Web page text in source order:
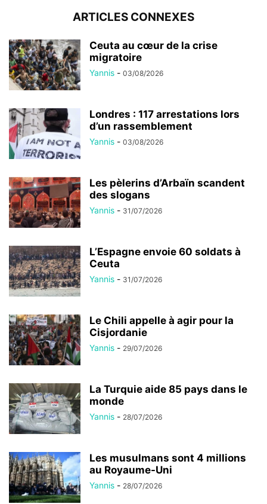
ARTICLES CONNEXES
Ceuta au cœur de la crise
migratoire
Yannis - 03/08/2026
Londres : 117 arrestations lors
d’un rassemblement
Yannis - 03/08/2026
Les pèlerins d’Arbaïn scandent
des slogans
Yannis - 31/07/2026
L’Espagne envoie 60 soldats à
Ceuta
Yannis - 31/07/2026
Le Chili appelle à agir pour la
Cisjordanie
Yannis - 29/07/2026
La Turquie aide 85 pays dans le
monde
Yannis - 28/07/2026
Les musulmans sont 4 millions
au Royaume-Uni
Yannis - 28/07/2026